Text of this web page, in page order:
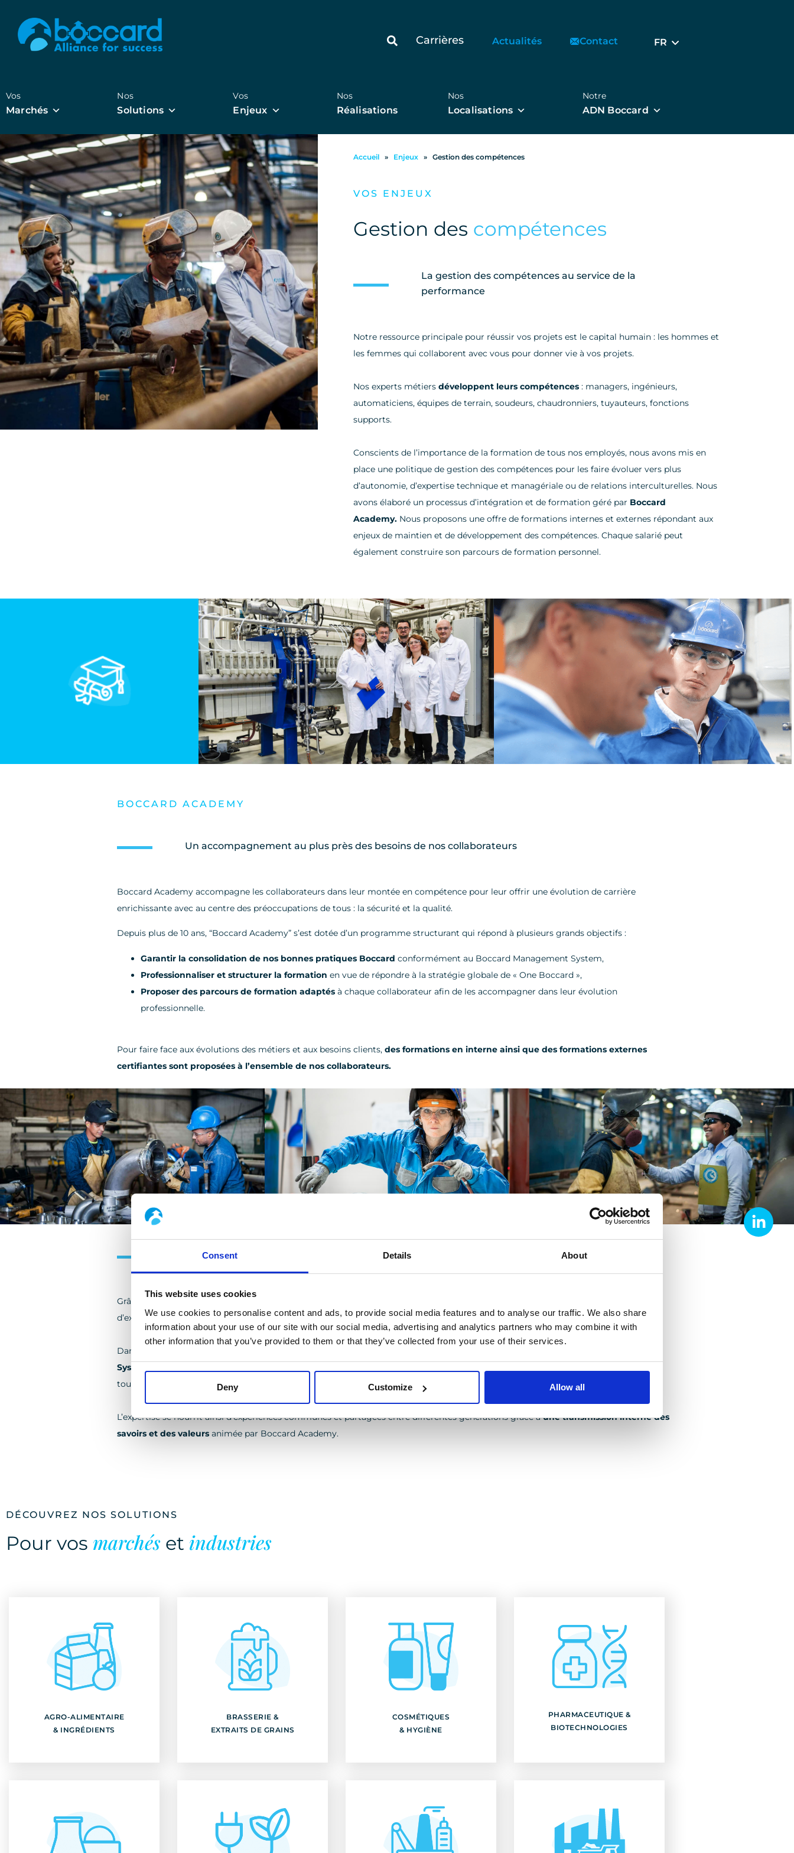
Consent Details About
This website uses cookies
We use cookies to personalise content and ads, to provide social media features and to analyse our traffic. We also share
information about your use of our site with our social media, advertising and analytics partners who may combine it with
other information that you’ve provided to them or that they’ve collected from your use of their services.
Deny Customize Allow all
Carrières Actualités Contact FR
Vos
Marchés
Nos
Solutions
Vos
Enjeux
Nos
Réalisations
Nos
Localisations
Notre
ADN Boccard
Accueil » Enjeux » Gestion des compétences
VOS ENJEUX
Gestion des compétences
La gestion des compétences au service de la
performance
Notre ressource principale pour réussir vos projets est le capital humain : les hommes et
les femmes qui collaborent avec vous pour donner vie à vos projets.
Nos experts métiers développent leurs compétences: managers, ingénieurs,
automaticiens, équipes de terrain, soudeurs, chaudronniers, tuyauteurs, fonctions
supports.
Conscients de l’importance de la formation de tous nos employés, nous avons mis en
place une politique de gestion des compétences pour les faire évoluer vers plus
d’autonomie, d’expertise technique et managériale ou de relations interculturelles. Nous
avons élaboré un processus d’intégration et de formation géré par Boccard
Academy.Nous proposons une offre de formations internes et externes répondant aux
enjeux de maintien et de développement des compétences. Chaque salarié peut
également construire son parcours de formation personnel.
BOCCARD ACADEMY
Un accompagnement au plus près des besoins de nos collaborateurs
Boccard Academy accompagne les collaborateurs dans leur montée en compétence pour leur offrir une évolution de carrière
enrichissante avec au centre des préoccupations de tous : la sécurité et la qualité.
Depuis plus de 10 ans, “Boccard Academy” s’est dotée d’un programme structurant qui répond à plusieurs grands objectifs :
Garantir la consolidation de nos bonnes pratiques Boccard conformément au Boccard Management System,
Professionnaliser et structurer la formation en vue de répondre à la stratégie globale de « One Boccard »,
Proposer des parcours de formation adaptés à chaque collaborateur afin de les accompagner dans leur évolution
professionnelle.
Pour faire face aux évolutions des métiers et aux besoins clients, des formations en interne ainsi que des formations externes
certifiantes sont proposées à l’ensemble de nos collaborateurs.
Le retour d'expérience
Grâce à notre présence historique sur des marchés variés et des projets de plus en plus complexes, nous capitalisons sur les retours
d’expérience pour développer nos bonnes pratiques et former nos collaborateurs en continu.
Dans le cadre de notre démarche d’amélioration continue, notre système de management (
System
toutes les parties intéressées.
L’expertise se nourrit ainsi d’expériences communes et partagées entre différentes générations grâce àune transmission interne des
savoirs et des valeurs animée par Boccard Academy.
DÉCOUVREZ NOS SOLUTIONS
Pour vos marchés et industries
AGRO-ALIMENTAIRE
& INGRÉDIENTS
AGRO-ALIMENTAIRE
Découvrir
BRASSERIE &
EXTRAITS DE GRAINS
BRASSERIE &
Découvrir
COSMÉTIQUES
& HYGIÈNE
COSMÉTIQUES
Découvrir
PHARMACEUTIQUE &
BIOTECHNOLOGIES
PHARMACEUTIQUE &
Découvrir